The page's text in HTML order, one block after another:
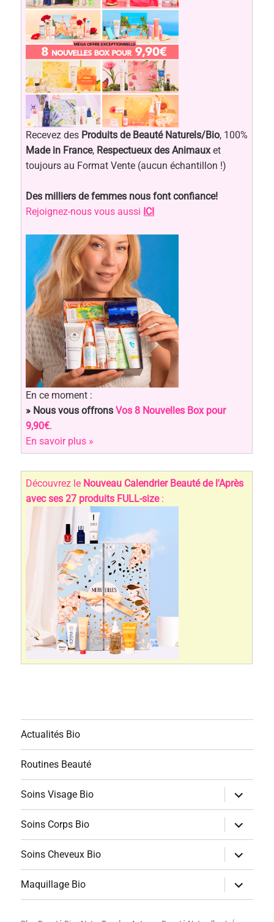
Recevez des Produits de Beauté Naturels/Bio, 100%
Made in France, Respectueux des Animauxet
toujours au Format Vente (aucun échantillon !)
Des milliers de femmes nous font confiance!
Rejoignez-nous vous aussi ICI
En ce moment :
» Nous vous offronsVos 8 Nouvelles Box pour
9,90€.
En savoir plus »
Découvrez le Nouveau Calendrier Beauté de l'Après
avec ses 27 produits FULL-size:
Actualités Bio
Routines Beauté
Soins Visage Bio
ouvrir
le
sous-
menu
Soins Corps Bio
ouvrir
le
sous-
menu
Soins Cheveux Bio
ouvrir
le
sous-
menu
Maquillage Bio
ouvrir
le
sous-